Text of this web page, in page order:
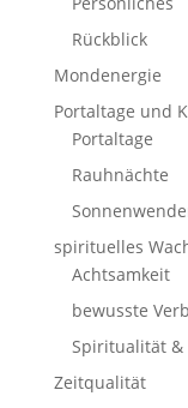
Rückblick
Mondenergie
Portaltage und
Portaltage
Rauhnächte
spirituelles
Achtsamkeit
bewusste
Spiritualität
Zeitqualität